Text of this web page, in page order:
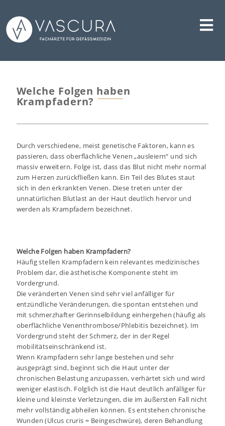
Welche Folgen haben
Krampfadern?
Durch verschiedene, meist genetische Faktoren, kann es
passieren, dass oberflächliche Venen „ausleiern“ und sich
massiv erweitern. Folge ist, dass das Blut nicht mehr normal
zum Herzen zurückfließen kann. Ein Teil des Blutes staut
sich in den erkrankten Venen. Diese treten unter der
unnatürlichen Blutlast an der Haut deutlich hervor und
werden als Krampfadern bezeichnet.
Welche Folgen haben Krampfadern?
Häufig stellen Krampfadern kein relevantes medizinisches
Problem dar, die ästhetische Komponente steht im
Vordergrund.
Die veränderten Venen sind sehr viel anfälliger für
entzündliche Veränderungen, die spontan entstehen und
mit schmerzhafter Gerinnselbildung einhergehen (häufig als
oberflächliche Venenthrombose/Phlebitis bezeichnet). Im
Vordergrund steht der Schmerz, der in der Regel
mobilitätseinschränkend ist.
Wenn Krampfadern sehr lange bestehen und sehr
ausgeprägt sind, beginnt sich die Haut unter der
chronischen Belastung anzupassen, verhärtet sich und wird
weniger elastisch. Folglich ist die Haut deutlich anfälliger für
kleine und kleinste Verletzungen, die im äußersten Fall nicht
mehr vollständig abheilen können. Es entstehen chronische
Wunden (Ulcus cruris = Beingeschwüre), deren Behandlung